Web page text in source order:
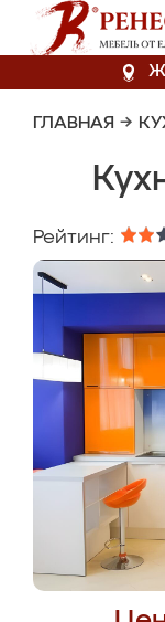
ГЛАВНАЯ →
Рейтинг: